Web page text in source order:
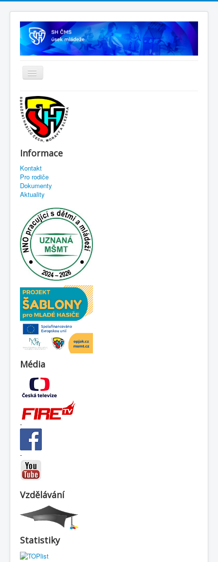
Informace
Kontakt
Pro rodiče
Dokumenty
Aktuality
Média
-
-
Vzdělávání
Statistiky